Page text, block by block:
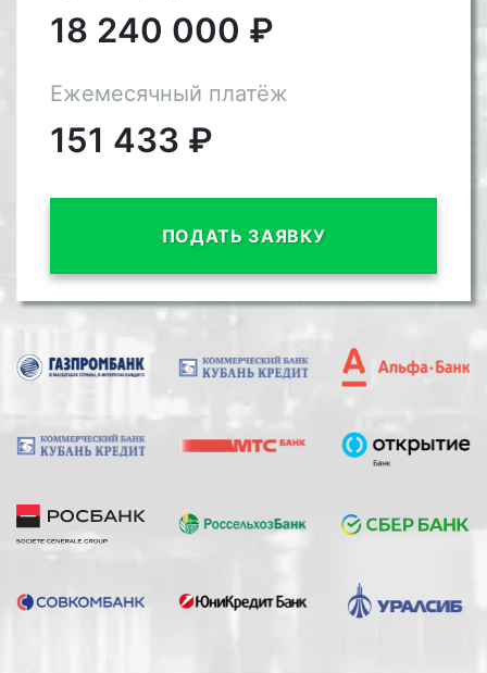
18 240 000 ₽
Ежемесячный платёж
151 433 ₽
ПОДАТЬ ЗАЯВКУ